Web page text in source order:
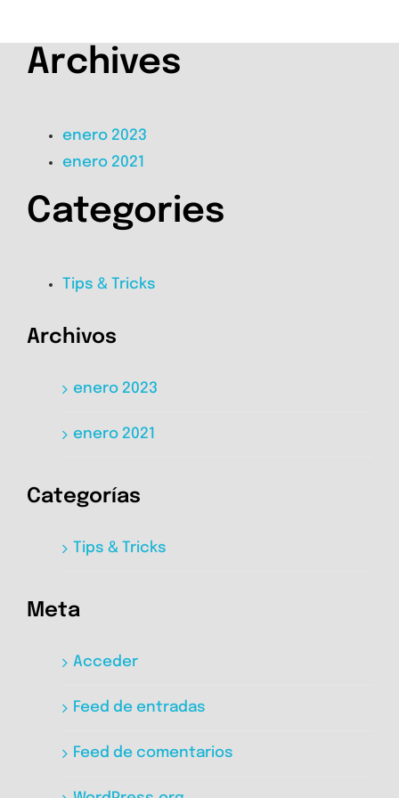
Archives
enero 2023
enero 2021
Categories
Tips & Tricks
Archivos
enero 2023
enero 2021
Categorías
Tips & Tricks
Meta
Acceder
Feed de entradas
Feed de comentarios